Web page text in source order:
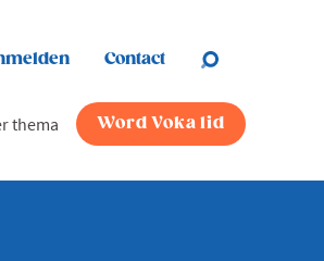
Contact
thema Word Voka lid